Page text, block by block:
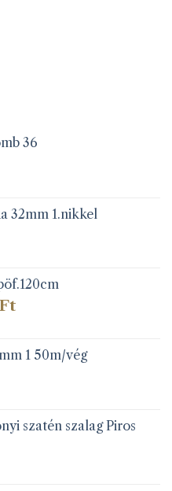
36
32mm 1.nikkel
FtÁrtartomány:
516 Ft
1 50m/vég
szatén szalag Piros